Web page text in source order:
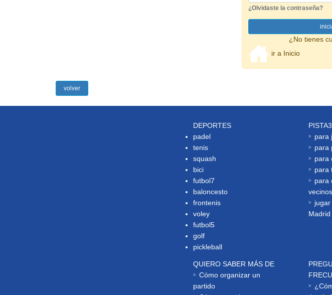
¿Olvidaste la contraseña?
¿No tienes
ir a Inicio
volver
DEPORTES
padel
tenis
squash
bici
futbol7
baloncesto
frontenis
voley
futbol5
golf
pickleball
para
para
para
para
para
vecinos
Madrid
QUIERO SABER MÁS DE
Cómo organizar un
partido